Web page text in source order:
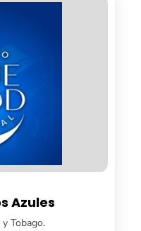
Azules
Tobago.